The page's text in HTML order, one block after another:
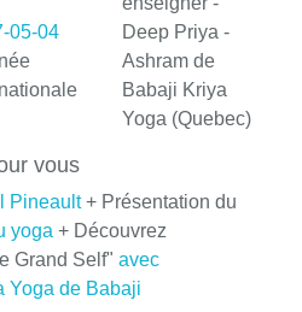
05-04
Deep Priya -
Ashram de
Babaji Kriya
Yoga (Quebec)
vous
Pineault+ Présentation du
yoga + Découvrez
Grand Self" avec
Yoga de Babaji